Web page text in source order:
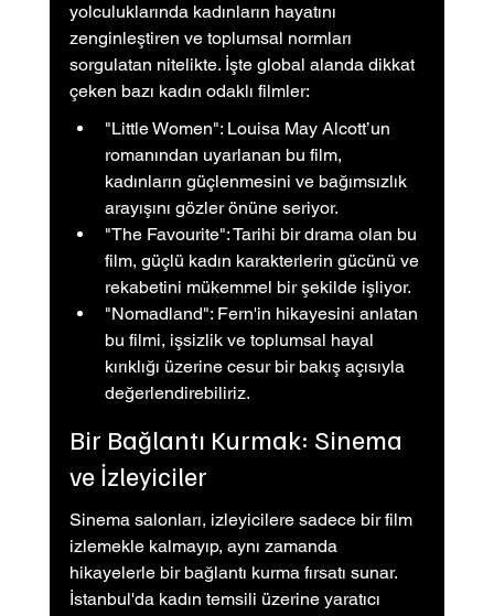
yolculuklarında kadınların hayatını
zenginleştiren ve toplumsal normları
sorgulatan nitelikte. İşte global alanda dikkat
çeken bazı kadın odaklı filmler:
"Little Women": Louisa May Alcott’un
romanından uyarlanan bu film,
kadınların güçlenmesini ve bağımsızlık
arayışını gözler önüne seriyor.
"The Favourite": Tarihi bir drama olan bu
film, güçlü kadın karakterlerin gücünü ve
rekabetini mükemmel bir şekilde işliyor.
"Nomadland": Fern'in hikayesini anlatan
bu filmi, işsizlik ve toplumsal hayal
kırıklığı üzerine cesur bir bakış açısıyla
değerlendirebiliriz.
Bir Bağlantı Kurmak: Sinema
ve İzleyiciler
Sinema salonları, izleyicilere sadece bir film
izlemekle kalmayıp, aynı zamanda
hikayelerle bir bağlantı kurma fırsatı sunar.
İstanbul'da kadın temsili üzerine yaratıcı